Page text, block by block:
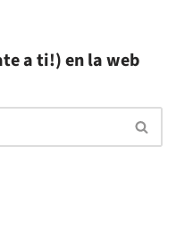
a ti!) en la web